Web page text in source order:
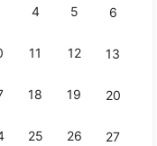
4 5 6
11 12 13
18 19 20
25 26 27